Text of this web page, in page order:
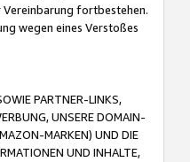
Vereinbarung fortbestehen.
wegen eines Verstoßes
PARTNER-LINKS,
UNSERE DOMAIN-
MARKEN) UND DIE
UND INHALTE,